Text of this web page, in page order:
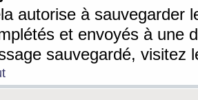
autorise à sauvegarder
et envoyés à une
sauvegardé, visitez